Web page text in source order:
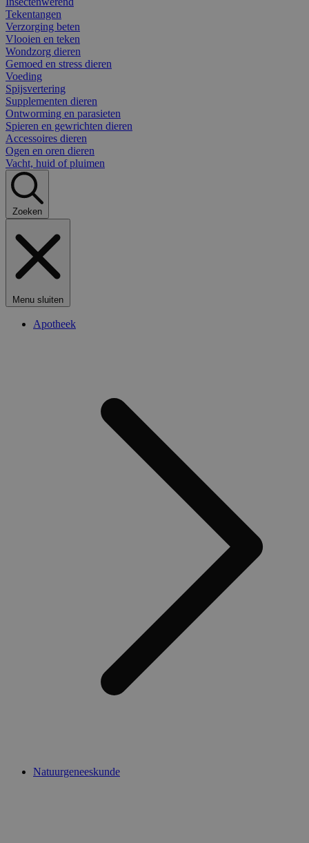
Tekentangen
Verzorging beten
Vlooien en teken
Wondzorg dieren
Gemoed en stress dieren
Voeding
Spijsvertering
Supplementen dieren
Ontworming en parasieten
Spieren en gewrichten dieren
Accessoires dieren
Ogen en oren dieren
Vacht, huid of pluimen
Zoeken
Menu sluiten
Apotheek
Natuurgeneeskunde